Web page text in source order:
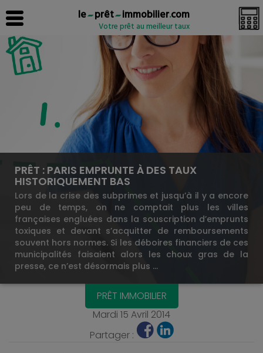
le prêt immobilier.com
Votre prêt au meilleur taux
PRÊT : PARIS EMPRUNTE À DES TAUX
HISTORIQUEMENT BAS
Lors de la crise des subprimes et jusqu’à il y a encore
peu de temps, on ne comptait plus les villes
françaises engluées dans la souscription d’emprunts
toxiques et devant s’acquitter de remboursements
souvent hors normes. Si les déboires financiers de ces
municipalités faisaient alors les choux gras de la
presse, ce n’est désormais plus …
PRÊT IMMOBILIER
Mardi 15 Avril 2014
Partager :